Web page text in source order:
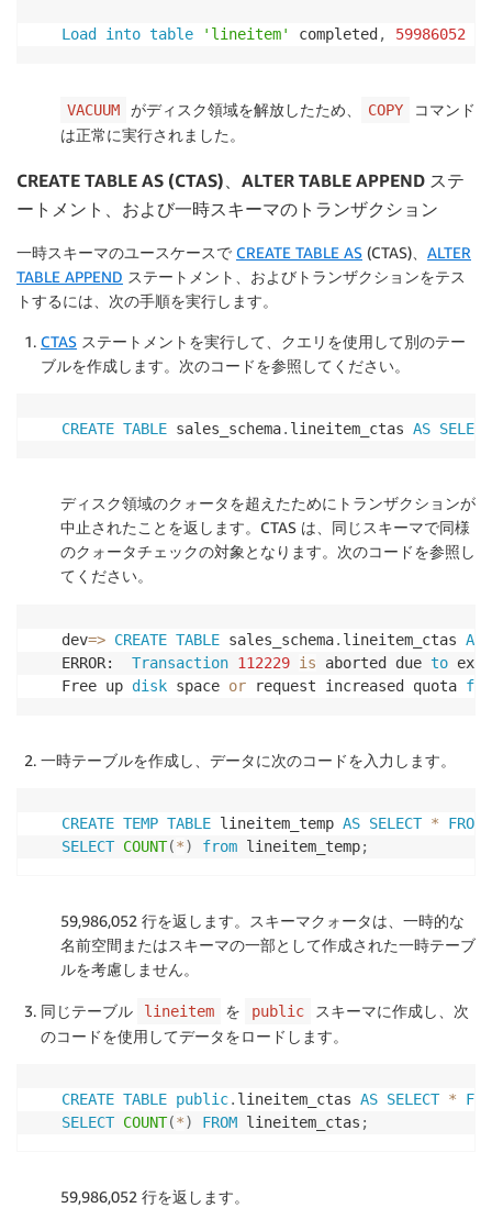
Load into table 'lineitem' completed , 59986052
VACUUM がディスク領域を解放したため、 COPY
コマンド
は正常に実行されました。
CREATE TABLE AS (CTAS)、ALTER TABLE APPEND ステ
ートメント、および一時スキーマのトランザクション
一時スキーマのユースケースで CREATE TABLE AS (CTAS)、 ALTER
TABLE APPEND ステートメント、およびトランザクションをテス
トするには、次の手順を実行します。
CTAS ステートメントを実行して、クエリを使用して別のテー
ブルを作成します。次のコードを参照してください。
CREATE TABLE sales_schema. lineitem_ctas AS SELECT
ディスク領域のクォータを超えたためにトランザクションが
中止されたことを返します。CTAS は、同じスキーマで同様
のクォータチェックの対象となります。次のコードを参照し
てください。
dev=> CREATE TABLE sales_schema. lineitem_ctas AS
ERROR: Transaction 112229 is aborted due to
Free up disk space or request increased quota for
一時テーブルを作成し、データに次のコードを入力します。
CREATE TEMP TABLE lineitem_temp AS SELECT * FROM
SELECT COUNT(*) from lineitem_temp;
59,986,052 行を返します。スキーマクォータは、一時的な
名前空間またはスキーマの一部として作成された一時テーブ
ルを考慮しません。
同じテーブル lineitem を public
スキーマに作成し、次
のコードを使用してデータをロードします。
CREATE TABLE public. lineitem_ctas AS SELECT *
SELECT COUNT(*) FROM lineitem_ctas ;
59,986,052 行を返します。